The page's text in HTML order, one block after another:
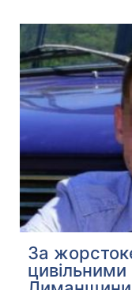
За
цивільними